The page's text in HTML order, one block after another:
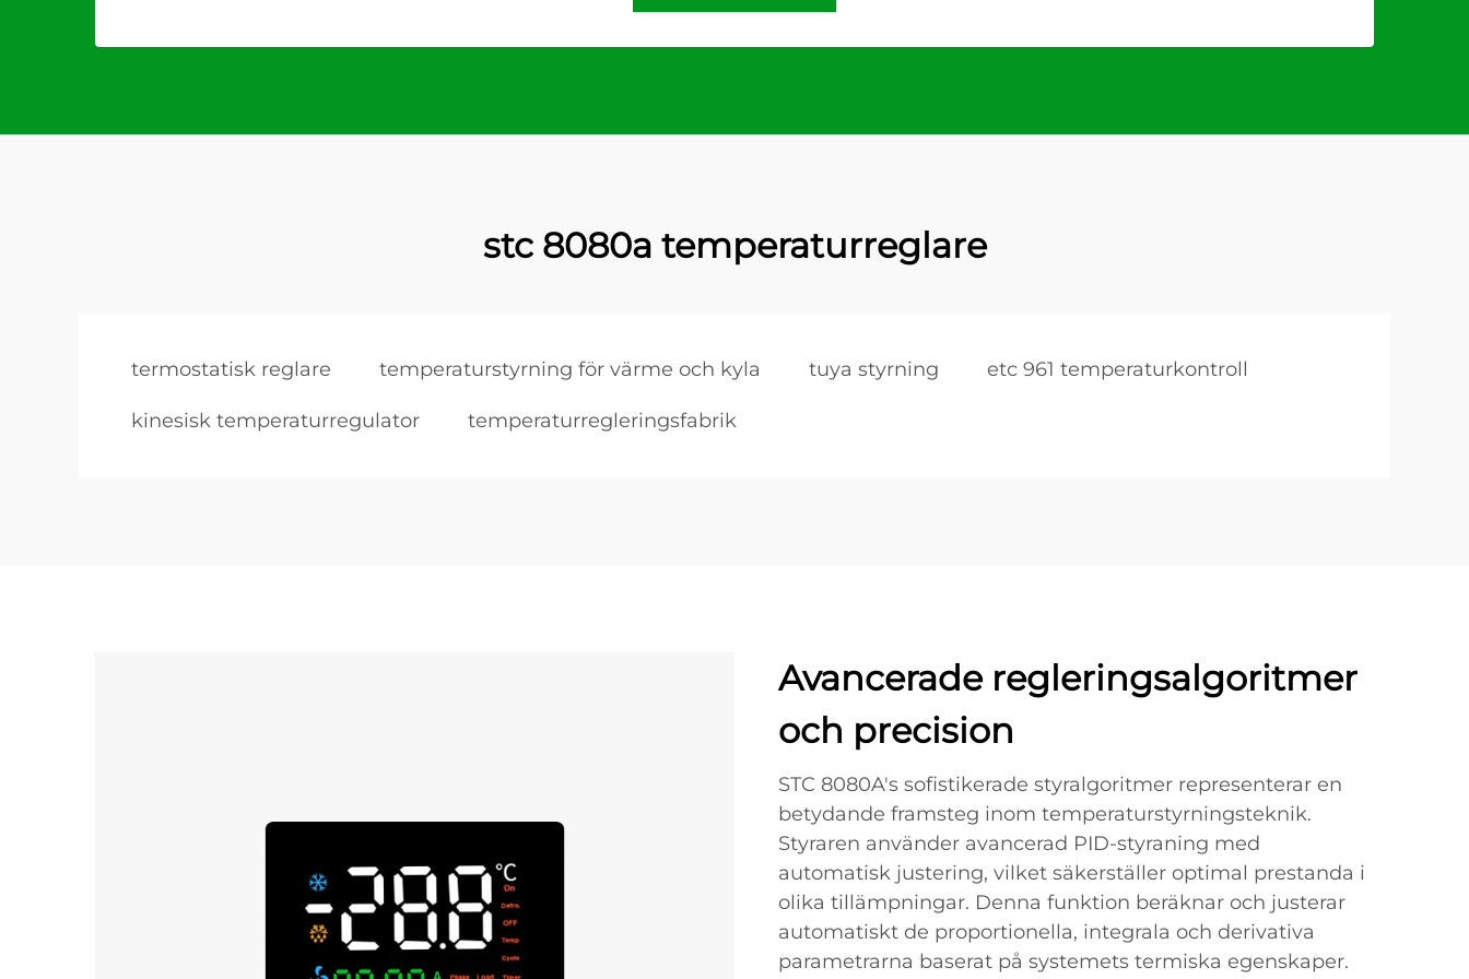
stc 8080a temperaturreglare
termostatisk reglare temperaturstyrning för värme och kyla tuya styrning etc 961 temperaturkontroll
kinesisk temperaturregulator temperaturregleringsfabrik
Avancerade regleringsalgoritmer
och precision
STC 8080A's sofistikerade styralgoritmer representerar en
betydande framsteg inom temperaturstyrningsteknik.
Styraren använder avancerad PID-styraning med
automatisk justering, vilket säkerställer optimal prestanda i
olika tillämpningar. Denna funktion beräknar och justerar
automatiskt de proportionella, integrala och derivativa
parametrarna baserat på systemets termiska egenskaper.